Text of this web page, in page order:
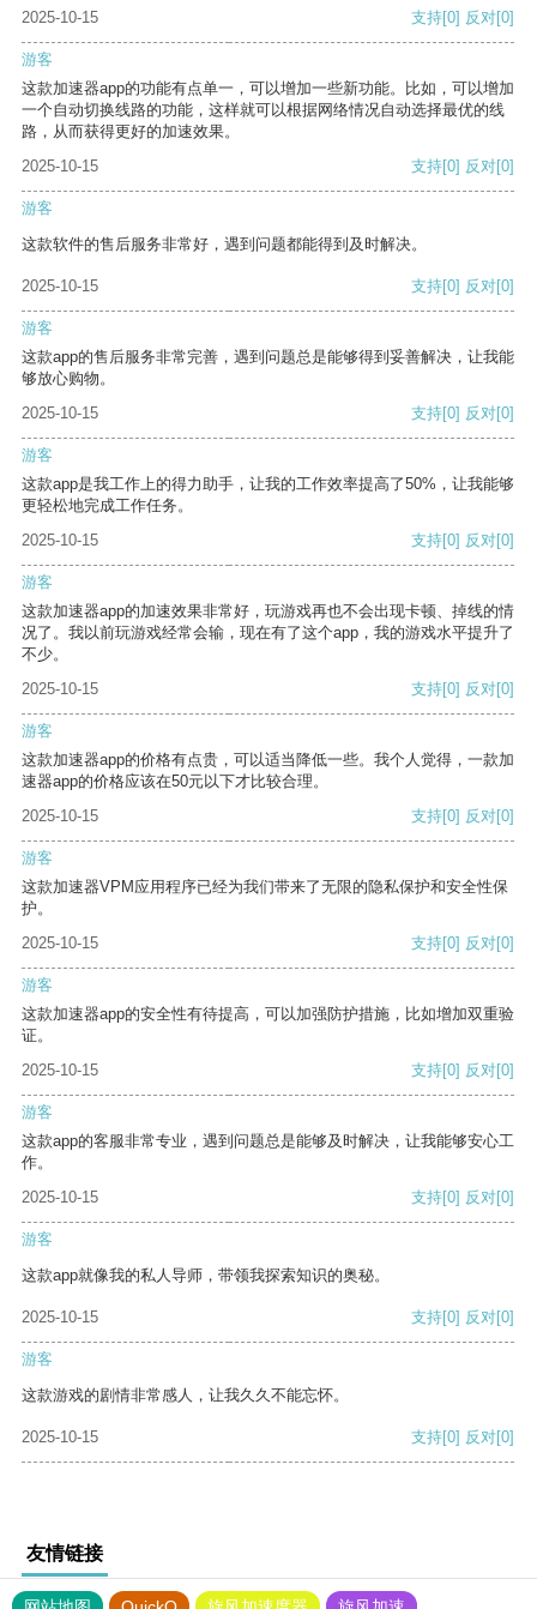
2025-10-15
支持[0] 反对[0]
游客
这款加速器app的功能有点单一，可以增加一些新功能。比如，可以增加
一个自动切换线路的功能，这样就可以根据网络情况自动选择最优的线
路，从而获得更好的加速效果。
2025-10-15
支持[0] 反对[0]
游客
这款软件的售后服务非常好，遇到问题都能得到及时解决。
2025-10-15 支持[0] 反对[0]
游客
这款app的售后服务非常完善，遇到问题总是能够得到妥善解决，让我能
够放心购物。
2025-10-15
支持[0] 反对[0]
游客
这款app是我工作上的得力助手，让我的工作效率提高了50%，让我能够
更轻松地完成工作任务。
2025-10-15
支持[0] 反对[0]
游客
这款加速器app的加速效果非常好，玩游戏再也不会出现卡顿、掉线的情
况了。我以前玩游戏经常会输，现在有了这个app，我的游戏水平提升了
不少。
2025-10-15
支持[0] 反对[0]
游客
这款加速器app的价格有点贵，可以适当降低一些。我个人觉得，一款加
速器app的价格应该在50元以下才比较合理。
2025-10-15
支持[0] 反对[0]
游客
这款加速器VPM应用程序已经为我们带来了无限的隐私保护和安全性保
护。
2025-10-15
支持[0] 反对[0]
游客
这款加速器app的安全性有待提高，可以加强防护措施，比如增加双重验
证。
2025-10-15
支持[0] 反对[0]
游客
这款app的客服非常专业，遇到问题总是能够及时解决，让我能够安心工
作。
2025-10-15
支持[0] 反对[0]
游客
这款app就像我的私人导师，带领我探索知识的奥秘。
2025-10-15 支持[0] 反对[0]
游客
这款游戏的剧情非常感人，让我久久不能忘怀。
2025-10-15 支持[0] 反对[0]
友情链接